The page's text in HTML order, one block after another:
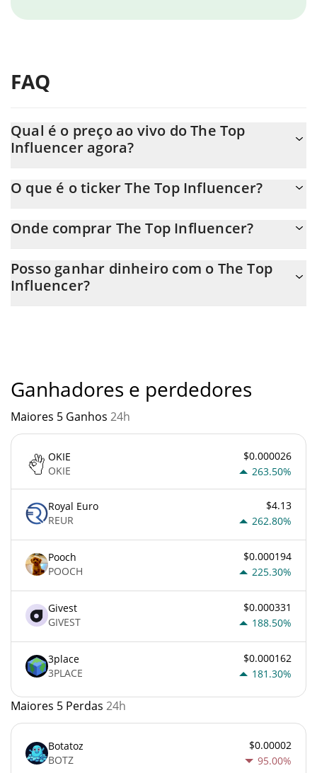
FAQ
Qual é o preço ao vivo do The Top
Influencer agora?
0.000007.
O que é o ticker The Top Influencer?
Onde comprar The Top Influencer?
transferência p2p. E a melhor maneira de trocar The Top
Influencer é através de um bot de 3commas.
Posso ganhar dinheiro com o The Top
Influencer?
Ganhadores e perdedores
Maiores 5 Ganhos 24h
OKIE
OKIE
$0.000026
263.50%
Royal Euro
REUR
$4.13
262.80%
Pooch
POOCH
$0.000194
225.30%
Givest
GIVEST
$0.000331
188.50%
3place
3PLACE
$0.000162
181.30%
Maiores 5 Perdas 24h
Botatoz
BOTZ
$0.00002
95.00%